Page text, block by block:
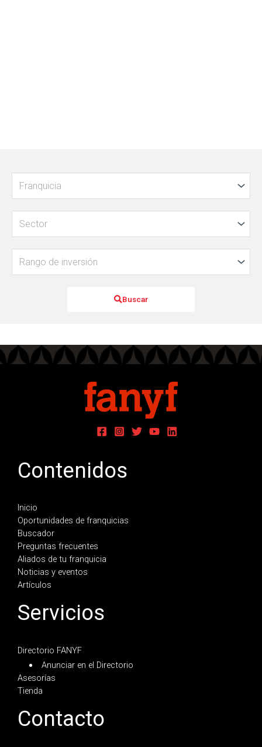
Buscar
Contenidos
Inicio
Oportunidades de franquicias
Buscador
Preguntas frecuentes
Aliados de tu franquicia
Noticias y eventos
Artículos
Servicios
Directorio FANYF
Anunciar en el Directorio
Asesorías
Tienda
Contacto